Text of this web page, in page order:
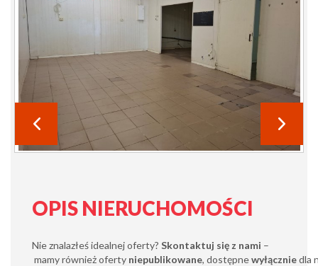
OPIS NIERUCHOMOŚCI
Nie znalazłeś idealnej oferty? Skontaktuj się z nami –
mamy również oferty niepublikowane, dostępnewyłączniedla